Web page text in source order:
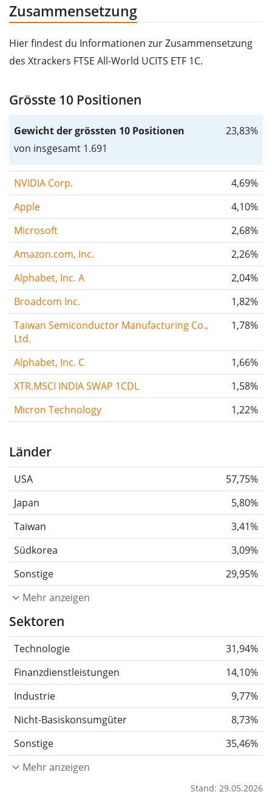
Zusammensetzung
Hier findest du Informationen zur Zusammensetzung
des Xtrackers FTSE All-World UCITS ETF 1C.
Grösste 10 Positionen
Gewicht der grössten 10 Positionen
von insgesamt 1.691
23,83%
NVIDIA Corp.
4,69%
Apple
4,10%
Microsoft
2,68%
Amazon.com, Inc.
2,26%
Alphabet, Inc. A
2,04%
Broadcom Inc.
1,82%
Taiwan Semiconductor Manufacturing Co.,
Ltd.
1,78%
Alphabet, Inc. C
1,66%
XTR.MSCI INDIA SWAP 1CDL
1,58%
Micron Technology
1,22%
Länder
USA
57,75%
Japan
5,80%
Taiwan
3,41%
Südkorea
3,09%
Sonstige
29,95%
Mehr anzeigen
Sektoren
Technologie
31,94%
Finanzdienstleistungen
14,10%
Industrie
9,77%
Nicht-Basiskonsumgüter
8,73%
Sonstige
35,46%
Mehr anzeigen
Stand: 29.05.2026